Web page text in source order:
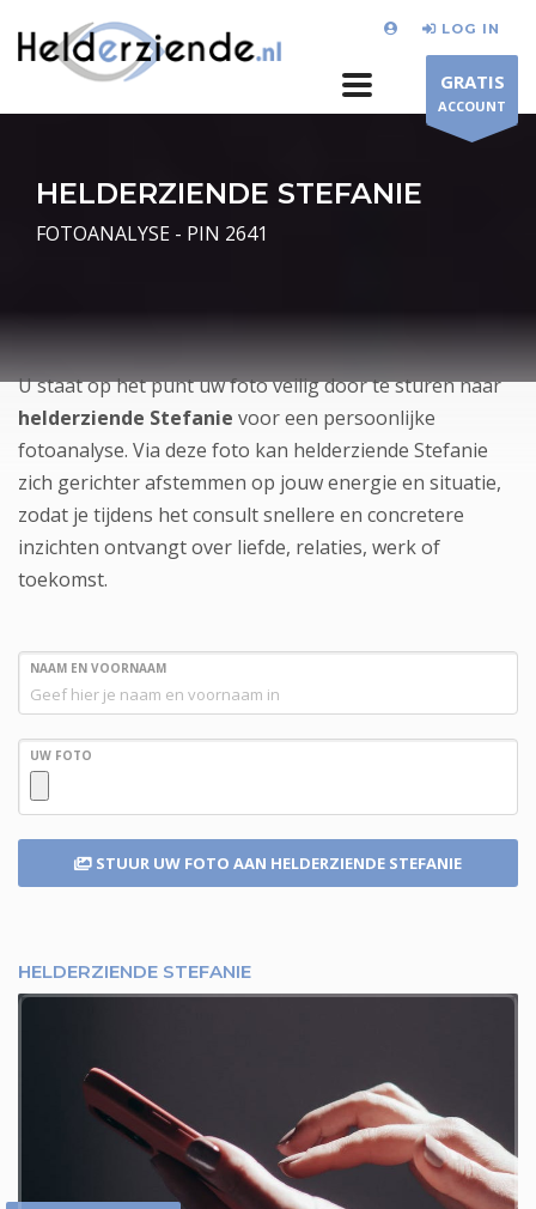
LOG IN
GRATIS
ACCOUNT
HELDERZIENDE STEFANIE
FOTOANALYSE - PIN 2641
U staat op het punt uw foto veilig door te sturen naar
helderziende Stefanie voor een persoonlijke
fotoanalyse. Via deze foto kan helderziende Stefanie
zich gerichter afstemmen op jouw energie en situatie,
zodat je tijdens het consult snellere en concretere
inzichten ontvangt over liefde, relaties, werk of
toekomst.
NAAM EN VOORNAAM
UW FOTO
STUUR UW FOTO AAN HELDERZIENDE STEFANIE
HELDERZIENDE STEFANIE